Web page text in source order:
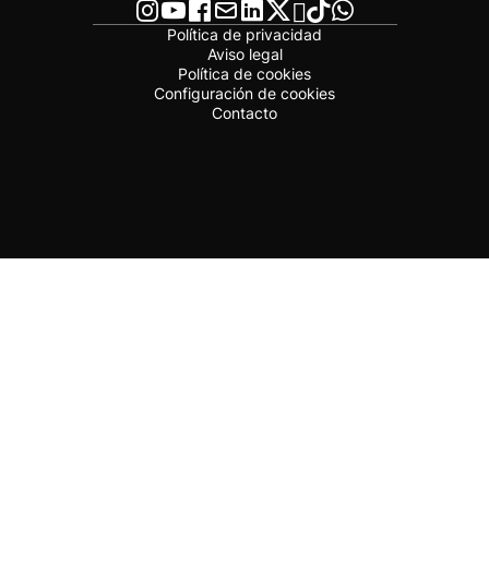
Política de privacidad
Aviso legal
Política de cookies
Configuración de cookies
Contacto